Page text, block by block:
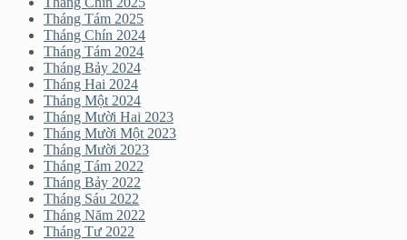
Tháng Tám 2025
Tháng Chín 2024
Tháng Tám 2024
Tháng Bảy 2024
Tháng Hai 2024
Tháng Một 2024
Tháng Mười Hai 2023
Tháng Mười Một 2023
Tháng Mười 2023
Tháng Tám 2022
Tháng Bảy 2022
Tháng Sáu 2022
Tháng Năm 2022
Tháng Tư 2022